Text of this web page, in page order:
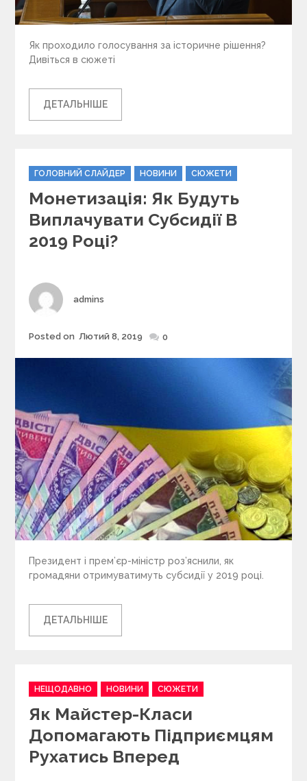
Як проходило голосування за історичне рішення?
Дивіться в сюжеті
ДЕТАЛЬНІШЕ
C
a
e
g
o
e
s
ГОЛОВНИЙ СЛАЙДЕР НОВИНИ СЮЖЕТИ
Монетизація: Як Будуть
Виплачувати Субсидії В
2019 Році?
Author
admins
Posted
Posted on Лютий 8, 2019 0
Президент і прем’єр-міністр роз’яснили, як
громадяни отримуватимуть субсидії у 2019 році.
ДЕТАЛЬНІШЕ
C
a
t
e
g
o
НЕЩОДАВНО НОВИНИ СЮЖЕТИ
Як Майстер-Класи
Допомагають Підприємцям
Рухатись Вперед